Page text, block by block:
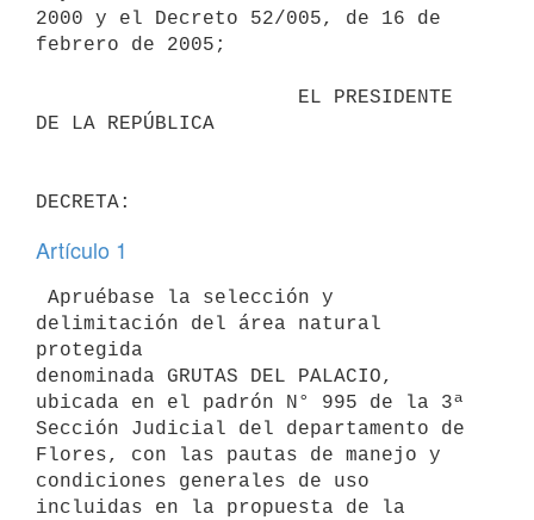
2000 y el Decreto 52/005, de 16 de
febrero de 2005;
DE LA REPÚBLICA
Artículo 1
delimitación del área natural
protegida
denominada GRUTAS DEL PALACIO,
ubicada en el padrón N° 995 de la 3ª
Sección Judicial del departamento de
Flores, con las pautas de manejo y
condiciones generales de uso
incluidas en la propuesta de la